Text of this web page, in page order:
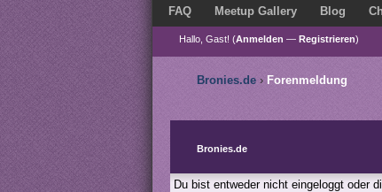
FAQ Meetup Gallery Blog
Hallo, Gast! (Anmelden — Registrieren)
Bronies.de › Forenmeldung
Bronies.de
Du bist entweder nicht eingeloggt oder